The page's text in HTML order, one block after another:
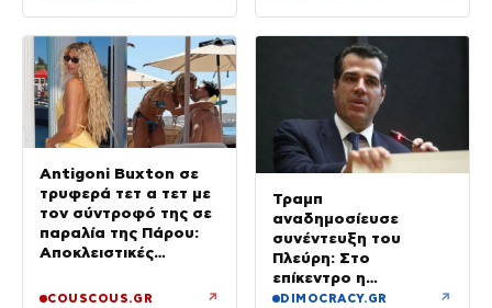
Antigoni Buxton σε
τρυφερά τετ α τετ με
τον σύντροφό της σε
παραλία της Πάρου:
Αποκλειστικές
COUSCOUS.GR ↗
Τραμπ
αναδημοσίευσε
συνέντευξη του
Πλεύρη: Στο
επίκεντρο η
μεταναστευτική
DIMOCRACY.GR ↗